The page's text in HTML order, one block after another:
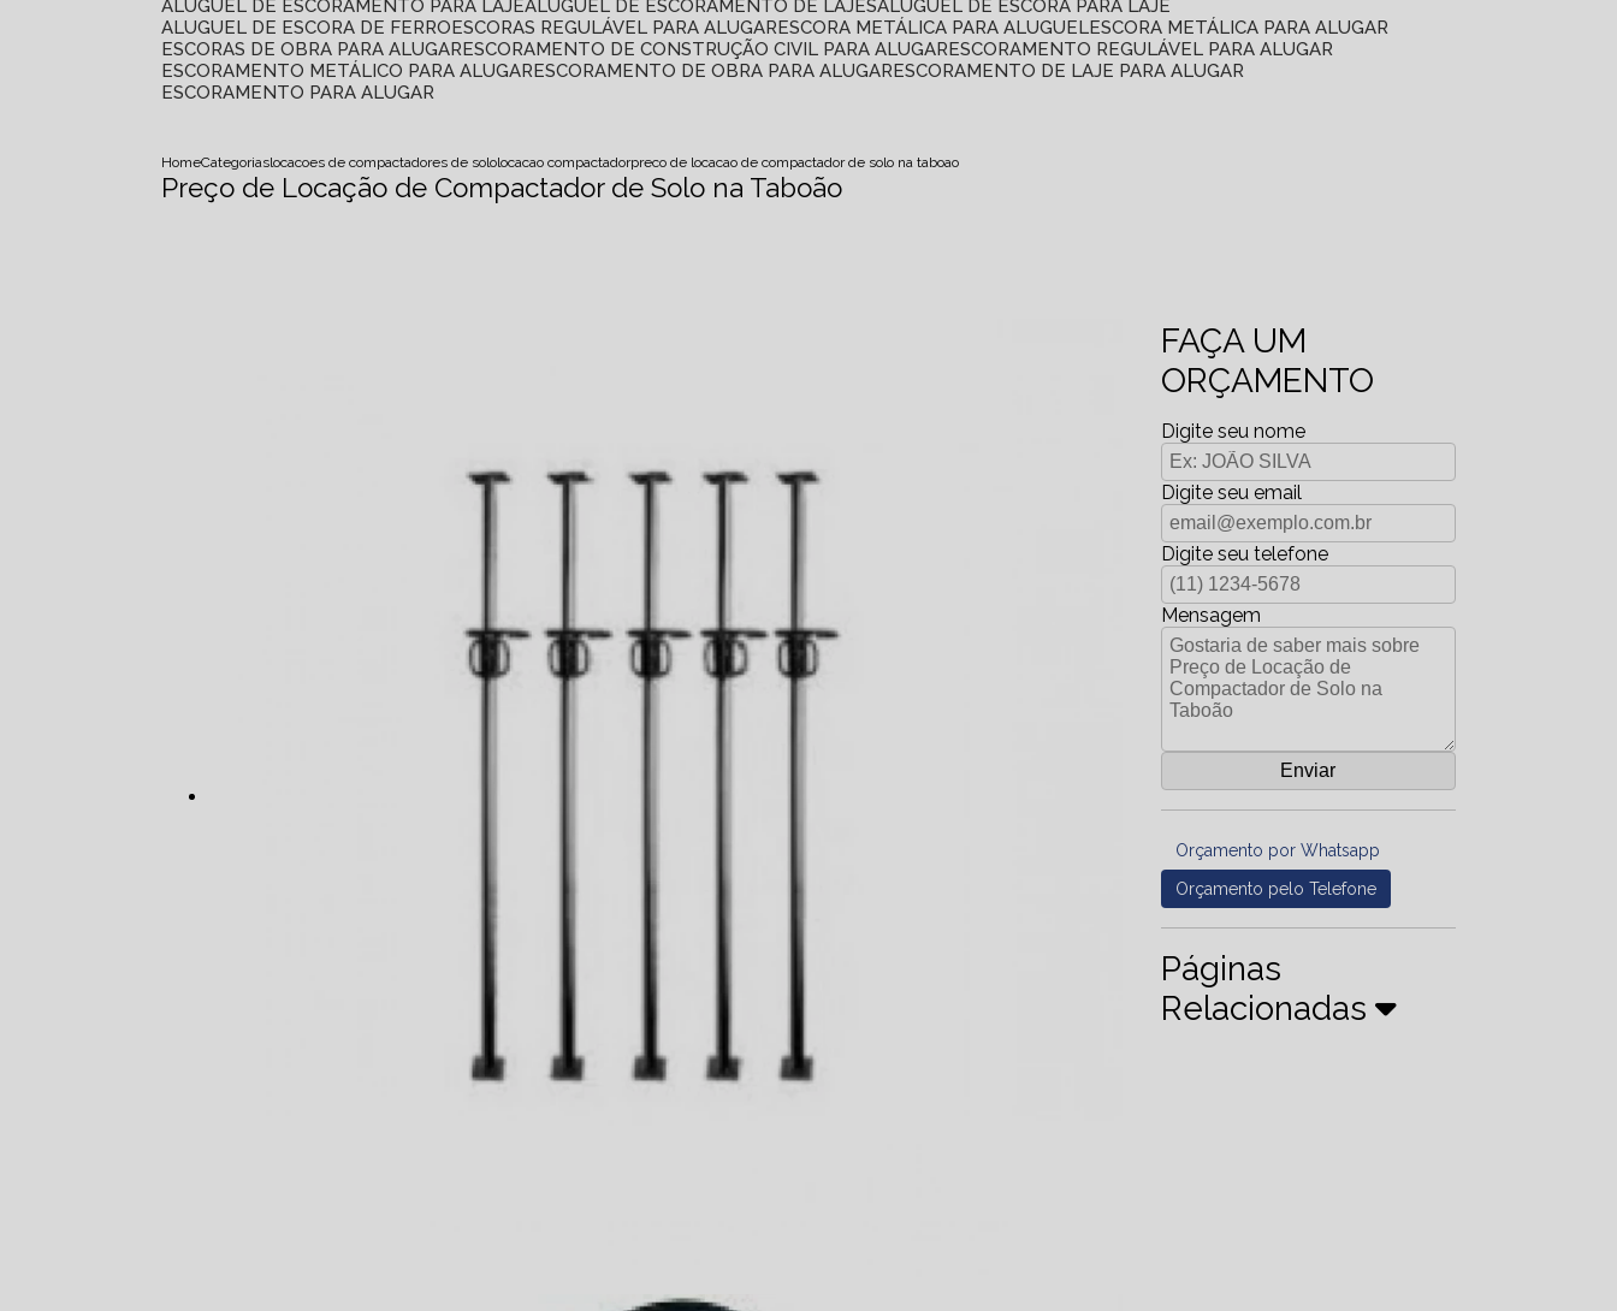
ALUGUEL DE ESCORAMENTO PARA LAJE ALUGUEL DE ESCORAMENTO DE LAJES ALUGUEL DE ESCORA PARA LAJE
ALUGUEL DE ESCORA DE FERRO
ESCORAS REGULÁVEL PARA ALUGAR ESCORA METÁLICA PARA ALUGUEL ESCORA METÁLICA PARA ALUGAR
ESCORAS DE OBRA PARA ALUGAR ESCORAMENTO DE CONSTRUÇÃO CIVIL PARA ALUGAR ESCORAMENTO REGULÁVEL PARA ALUGAR
ESCORAMENTO METÁLICO PARA ALUGAR ESCORAMENTO DE OBRA PARA ALUGAR ESCORAMENTO DE LAJE PARA ALUGAR
ESCORAMENTO PARA ALUGAR
HomeCategoriaslocacoes de compactadores de sololocacao compactadorpreco de locacao de compactador de solo na taboao
Preço de Locação de Compactador de Solo na Taboão
FAÇA UM
ORÇAMENTO
Digite seu nome
Digite seu email
Digite seu telefone
Mensagem
Orçamento por Whatsapp
Orçamento pelo Telefone
Páginas
Relacionadas